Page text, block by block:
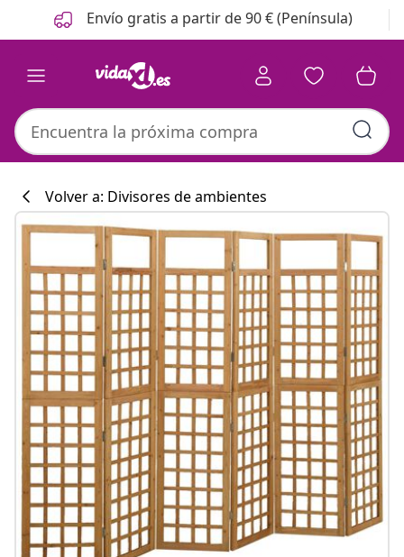
Anterior
Siguiente Envío gratis a partir de 90 € (Península)
#sharemevidaxl
Colección de
Volver a: Divisores de ambientes